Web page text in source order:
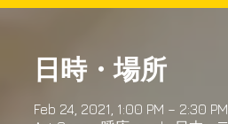
日時・場所
Feb 24, 2021, 1:00 PM – 2:30